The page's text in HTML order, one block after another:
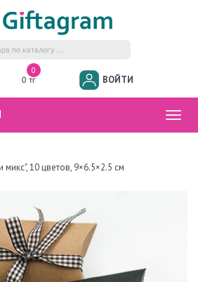
0
0 тг
ВОЙТИ
10 цветов, 9×6.5×2.5 см